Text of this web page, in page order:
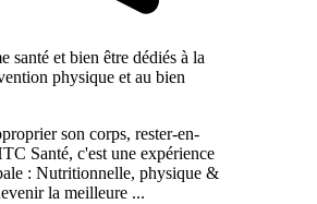
santé et bien être dédiés à la
physique et au bien
son corps, rester-en-
Santé, c'est une expérience
: Nutritionnelle, physique &
la meilleure ...